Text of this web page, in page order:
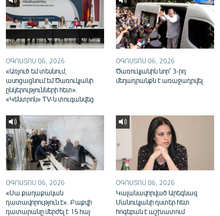
ԲԱՆԱՎԵՃ
ՁԳՏԵԼՈՎ ԼԱՎԱԳՈՒՅՆԻՆ
ՓՈԴՔԱՍԹ
Հայերեն
English
Русский
ՀԵՏԵՎԵՔ ՄԵԶ
«Ազատության» բոլոր կայքերը
ՕԳՈՍՏՈՍ 06, 2026
«Առյուծ եմ տեսնում,
ասոցացնում եմ Ծառուկյանի
ընկերությունների հետ».
«Կենտրոն» TV-ն տուգանվեց
ՕԳՈՍՏՈՍ 06, 2026
Ծառուկյանին նոր՝ 3-րդ
մեղադրանքն է առաջադրվել
ՕԳՈՍՏՈՍ 06, 2026
«Սա քաղաքական
դատավորություն է». Բաքվի
դատարանը մերժել է 15 հայ
ՕԳՈՍՏՈՍ 06, 2026
Կալանավորված Արեգնազ
Մանուկյանի դստեր հետ
հոգեբան է աշխատում